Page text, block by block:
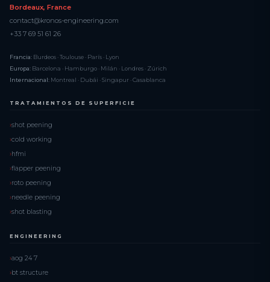
Bordeaux, France
contact@kronos-engineering.com
+33 7 69 51 61 26
Francia: Burdeos · Toulouse · París · Lyon
Europa: Barcelona · Hamburgo · Milán · Londres · Zúrich
Internacional: Montreal · Dubái · Singapur · Casablanca
TRATAMIENTOS DE SUPERFICIE
shot peening
cold working
hfmi
flapper peening
roto peening
needle peening
shot blasting
ENGINEERING
aog 24 7
bt structure